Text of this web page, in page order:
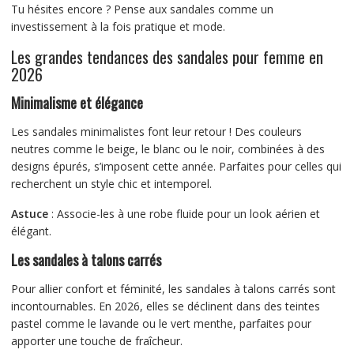
Tu hésites encore ? Pense aux sandales comme un
investissement à la fois pratique et mode.
Les grandes tendances des sandales pour femme en
2026
Minimalisme et élégance
Les sandales minimalistes font leur retour ! Des couleurs
neutres comme le beige, le blanc ou le noir, combinées à des
designs épurés, s’imposent cette année. Parfaites pour celles qui
recherchent un style chic et intemporel.
Astuce: Associe-les à une robe fluide pour un look aérien et
élégant.
Les sandales à talons carrés
Pour allier confort et féminité, les sandales à talons carrés sont
incontournables. En 2026, elles se déclinent dans des teintes
pastel comme le lavande ou le vert menthe, parfaites pour
apporter une touche de fraîcheur.